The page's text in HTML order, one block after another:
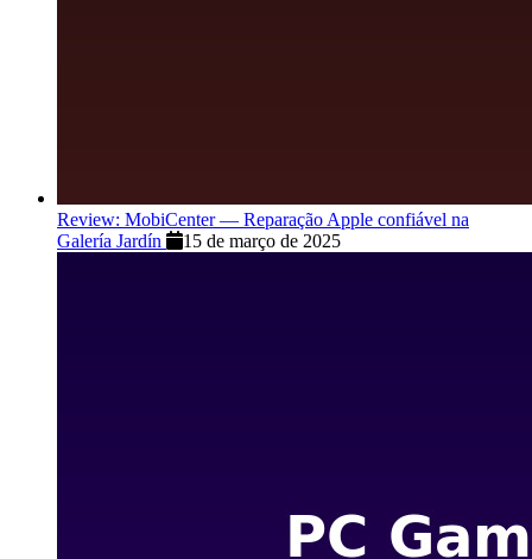
Review: MobiCenter — Reparação Apple confiável na
Galería Jardín
15 de março de 2025